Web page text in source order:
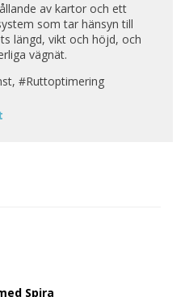
av kartor och ett
som tar hänsyn till
längd, vikt och höjd, och
vägnät.
#Ruttoptimering
Spira